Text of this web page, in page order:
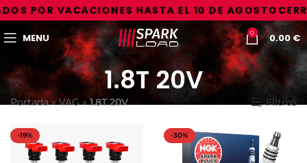
POR VACACIONES HASTA EL 10 DE AGOSTO
MENU 0 0.00€
1.8T 20V
Portada»VAG»1.8T 20V Filtros
-19% -30%